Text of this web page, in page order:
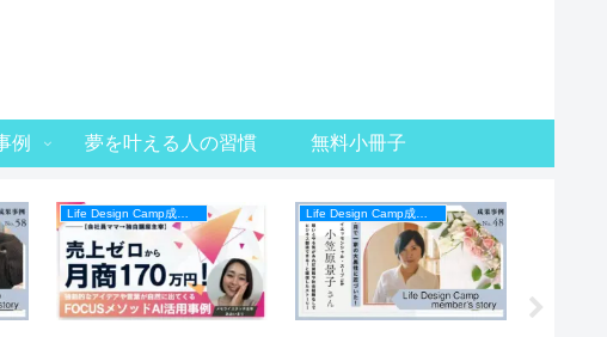
例 夢を叶える人の習慣 無料小冊子
Life Design Camp成果事例 Life Design Camp成果事例